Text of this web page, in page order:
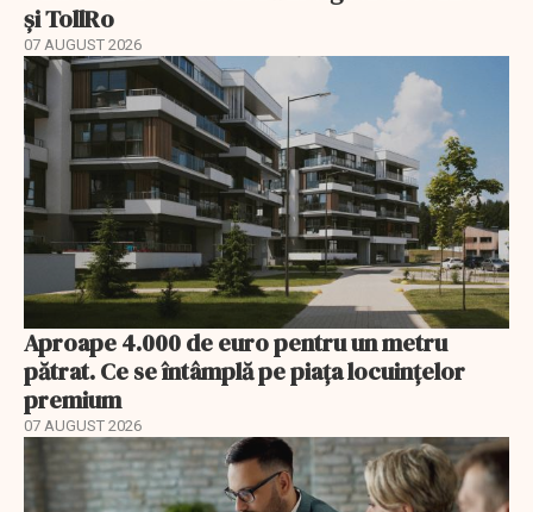
și TollRo
07 AUGUST 2026
Aproape 4.000 de euro pentru un metru
pătrat. Ce se întâmplă pe piața locuințelor
premium
07 AUGUST 2026